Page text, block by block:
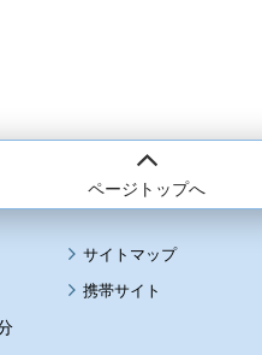
ページトップへ
サイトマップ
携帯サイト